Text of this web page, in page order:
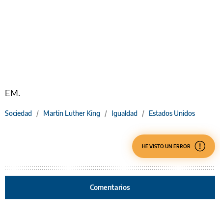
EM.
Sociedad / Martin Luther King / Igualdad / Estados Unidos
HE VISTO UN ERROR
Comentarios